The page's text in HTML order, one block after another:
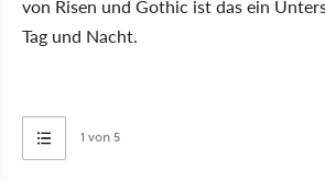
von Risen und Gothic ist das ein
Tag und Nacht.
1 von 5